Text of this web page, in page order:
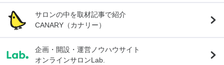
サロンの中を取材記事で紹介
CANARY（カナリー）
企画・開設・運営ノウハウサイト
オンラインサロンLab.